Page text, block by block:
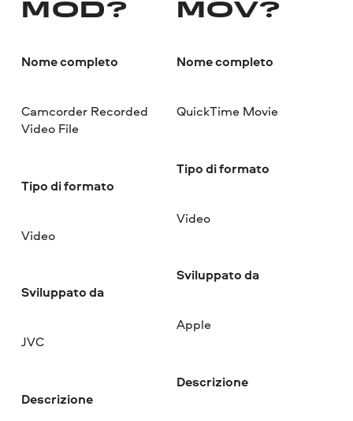
MOD?
Nome completo
Camcorder Recorded
Video File
Tipo di formato
Video
Sviluppato da
JVC
Descrizione
MOV?
Nome completo
QuickTime Movie
Tipo di formato
Video
Sviluppato da
Apple
Descrizione